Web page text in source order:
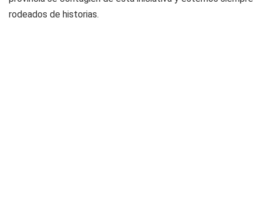
rodeados de historias.